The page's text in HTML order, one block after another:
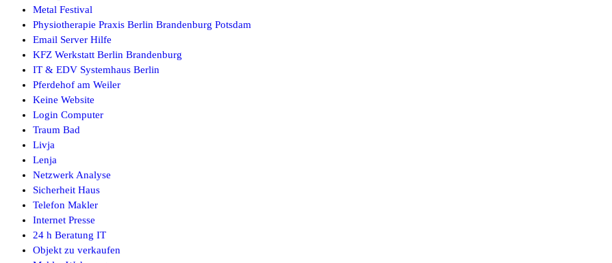
Metal Festival
Physiotherapie Praxis Berlin Brandenburg Potsdam
Email Server Hilfe
KFZ Werkstatt Berlin Brandenburg
IT & EDV Systemhaus Berlin
Pferdehof am Weiler
Keine Website
Login Computer
Traum Bad
Livja
Lenja
Netzwerk Analyse
Sicherheit Haus
Telefon Makler
Internet Presse
24 h Beratung IT
Objekt zu verkaufen